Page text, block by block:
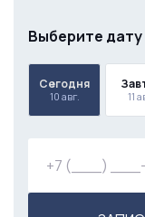
Выберите дату
Сегодня
10 авг. 11